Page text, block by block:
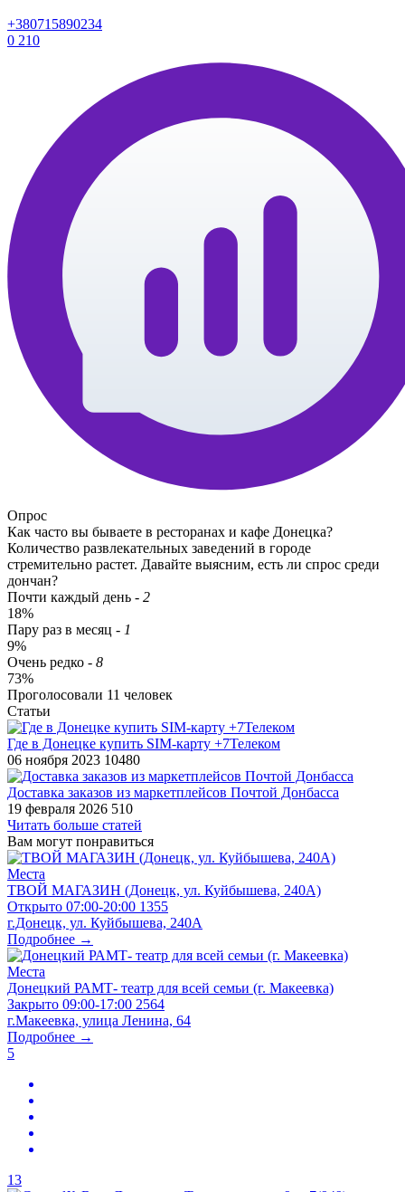
+380715890234
0 210
Опрос
Как часто вы бываете в ресторанах и кафе Донецка?
Количество развлекательных заведений в городе
стремительно растет. Давайте выясним, есть ли спрос среди
дончан?
Почти каждый день - 2
18%
Пару раз в месяц - 1
9%
Очень редко - 8
73%
Проголосовали 11 человек
Статьи
​Где в Донецке​ купить SIM-карту +7Телеком
06 ноября 2023 10480
Доставка заказов из маркетплейсов Почтой Донбасса
19 февраля 2026 510
Читать больше статей
Вам могут понравиться
Места
ТВОЙ МАГАЗИН (Донецк, ул. Куйбышева, 240А)
Открыто 07:00-20:00 1355
г.Донецк, ул. Куйбышева, 240А
Подробнее →
Места
Донецкий РАМТ- театр для всей семьи (г. Макеевка)
Закрыто 09:00-17:00 2564
г.Макеевка, улица Ленина, 64
Подробнее →
5
13